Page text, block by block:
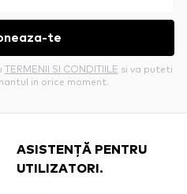
te
TERMENII SI CONDITIILE si va puteti
in orice moment.
ASISTENȚĂ PENTRU
UTILIZATORI.